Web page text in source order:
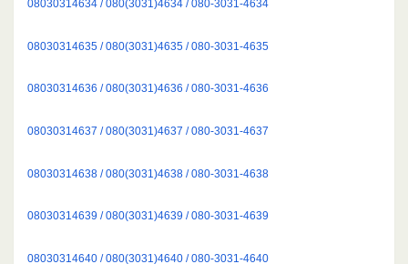
08030314634 / 080(3031)4634 / 080-3031-4634
08030314635 / 080(3031)4635 / 080-3031-4635
08030314636 / 080(3031)4636 / 080-3031-4636
08030314637 / 080(3031)4637 / 080-3031-4637
08030314638 / 080(3031)4638 / 080-3031-4638
08030314639 / 080(3031)4639 / 080-3031-4639
08030314640 / 080(3031)4640 / 080-3031-4640